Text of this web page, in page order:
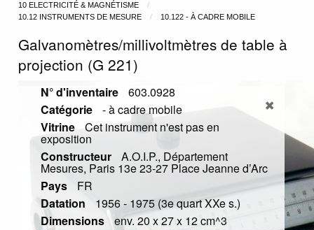
10 ELECTRICITÉ & MAGNÉTISME
10.12 INSTRUMENTS DE MESURE
10.122 - À CADRE MOBILE
Galvanomètres/millivoltmètres de table à
projection (G 221)
N° d'inventaire
603.0928
Catégorie
- à cadre mobile
Vitrine
Cet instrument n'est pas en
exposition
Constructeur
A.O.I.P., Département
Mesures, Paris 13e 23-27 Place Jeanne d’Arc
Pays
FR
Datation
1956 - 1975 (3e quart XXe s.)
Dimensions
env. 20 x 27 x 12 cm^3